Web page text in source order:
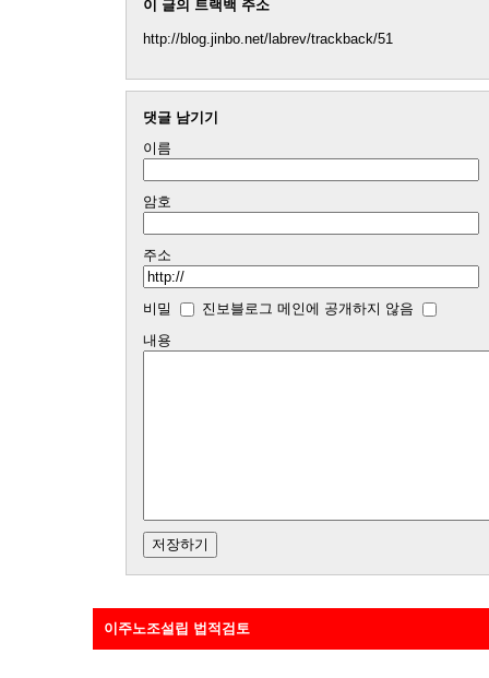
이 글의 트랙백 주소
http://blog.jinbo.net/labrev/trackback/51
댓글 남기기
이름
암호
주소
비밀
진보블로그 메인에 공개하지 않음
내용
이주노조설립 법적검토